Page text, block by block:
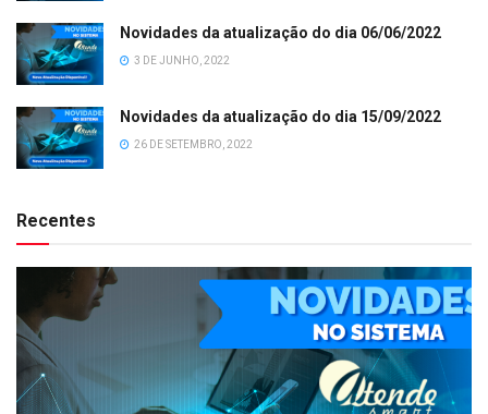
Novidades da atualização do dia 06/06/2022
3 DE JUNHO, 2022
Novidades da atualização do dia 15/09/2022
26 DE SETEMBRO, 2022
Recentes